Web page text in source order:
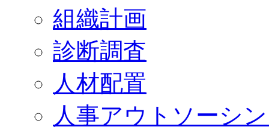
組織計画
診断調査
人材配置
人事アウトソーシ